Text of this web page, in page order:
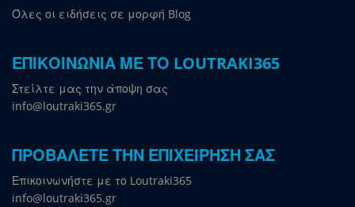
Όλες οι ειδήσεις σε μορφή Blog
ΕΠΙΚΟΙΝΩΝΙΑ ΜΕ ΤΟ LOUTRAKI365
Στείλτε μας την άποψη σας
info@loutraki365.gr
ΠΡΟΒΑΛΕΤΕ ΤΗΝ ΕΠΙΧΕΙΡΗΣΗ ΣΑΣ
Επικοινωνήστε με το Loutraki365
info@loutraki365.gr